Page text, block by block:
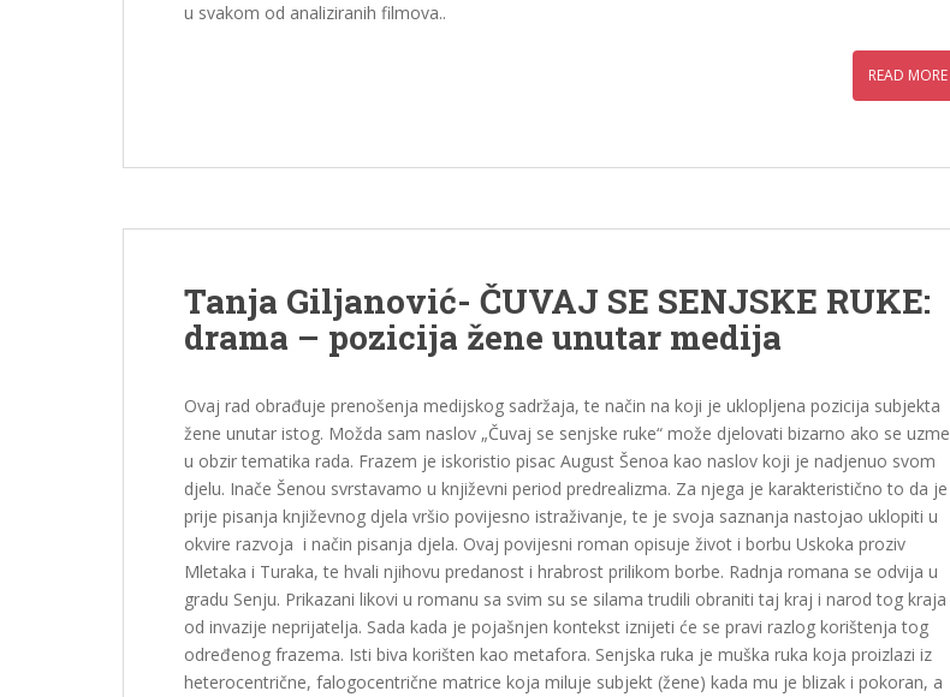
u svakom od analiziranih filmova..
READ MORE
Tanja Giljanović- ČUVAJ SE SENJSKE RUKE:
drama – pozicija žene unutar medija
Ovaj rad obrađuje prenošenja medijskog sadržaja, te način na koji je uklopljena pozicija subjekta
žene unutar istog. Možda sam naslov „Čuvaj se senjske ruke“ može djelovati bizarno ako se uzme
u obzir tematika rada. Frazem je iskoristio pisac August Šenoa kao naslov koji je nadjenuo svom
djelu. Inače Šenou svrstavamo u književni period predrealizma. Za njega je karakteristično to da je
prije pisanja književnog djela vršio povijesno istraživanje, te je svoja saznanja nastojao uklopiti u
okvire razvoja i način pisanja djela. Ovaj povijesni roman opisuje život i borbu Uskoka proziv
Mletaka i Turaka, te hvali njihovu predanost i hrabrost prilikom borbe. Radnja romana se odvija u
gradu Senju. Prikazani likovi u romanu sa svim su se silama trudili obraniti taj kraj i narod tog kraja
od invazije neprijatelja. Sada kada je pojašnjen kontekst iznijeti će se pravi razlog korištenja tog
određenog frazema. Isti biva korišten kao metafora. Senjska ruka je muška ruka koja proizlazi iz
heterocentrične, falogocentrične matrice koja miluje subjekt (žene) kada mu je blizak i pokoran, a